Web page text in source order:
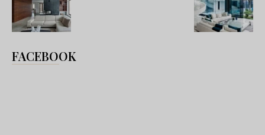
FACEBOOK